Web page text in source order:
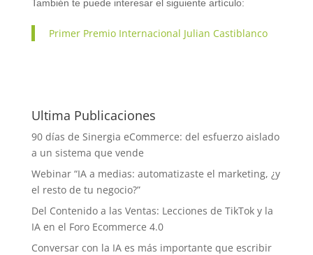
También te puede interesar el siguiente artículo:
Primer Premio Internacional Julian Castiblanco
Ultima Publicaciones
90 días de Sinergia eCommerce: del esfuerzo aislado
a un sistema que vende
Webinar “IA a medias: automatizaste el marketing, ¿y
el resto de tu negocio?”
Del Contenido a las Ventas: Lecciones de TikTok y la
IA en el Foro Ecommerce 4.0
Conversar con la IA es más importante que escribir